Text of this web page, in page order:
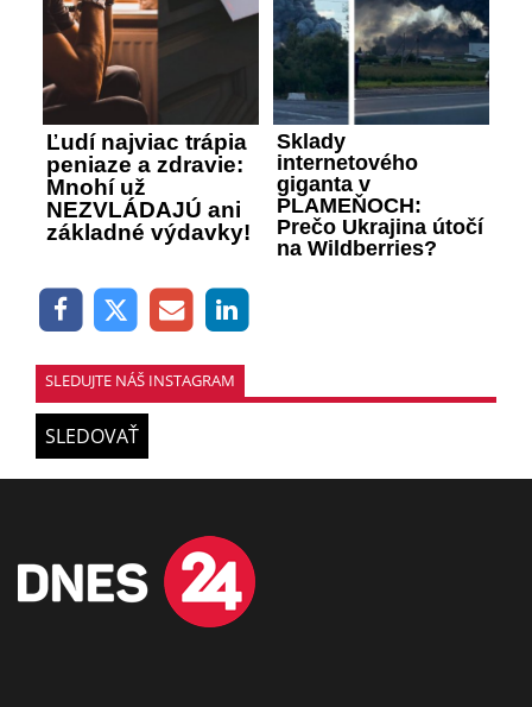
Ľudí najviac trápia
peniaze a zdravie:
Mnohí už
NEZVLÁDAJÚ ani
základné výdavky!
Sklady
internetového
giganta v
PLAMEŇOCH:
Prečo Ukrajina útočí
na Wildberries?
SLEDUJTE NÁŠ INSTAGRAM
SLEDOVAŤ